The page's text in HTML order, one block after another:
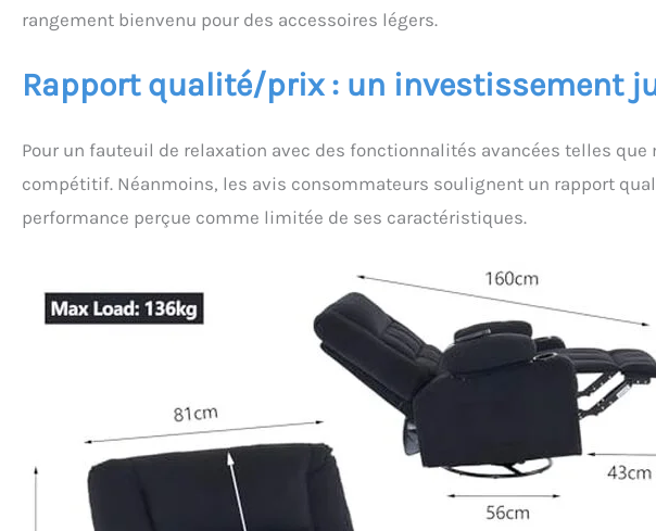
rangement bienvenu pour des accessoires légers.
Rapport qualité/prix : un investissement
Pour un fauteuil de relaxation avec des fonctionnalités avancées telles
compétitif. Néanmoins, les avis consommateurs soulignent un rapport
performance perçue comme limitée de ses caractéristiques.